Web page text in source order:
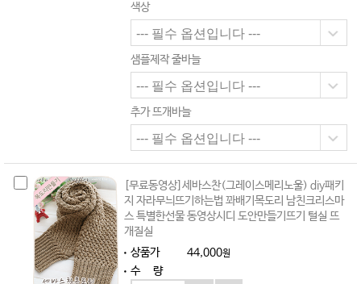
색상
샘플제작 줄바늘
추가 뜨개바늘
[무료동영상]세바스찬(그레이스메리노울) diy패키
지 자라무늬뜨기하는법 꽈배기목도리 남친크리스마
스 특별한선물 동영상시디 도안만들기뜨기 털실 뜨
개질실
상품가
44,000원
수 량